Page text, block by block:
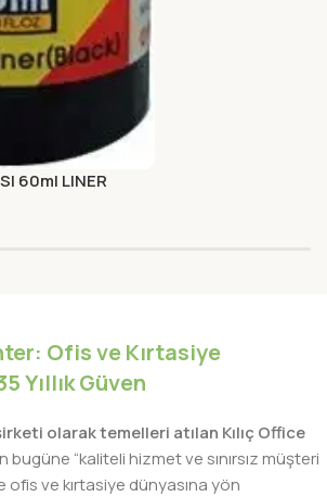
60ml LINER
Ofis ve Kırtasiye
Yıllık Güven
olarak temelleri atılan Kılıç Office
bugüne “kaliteli hizmet ve sınırsız müşteri
ofis ve kırtasiye dünyasına yön